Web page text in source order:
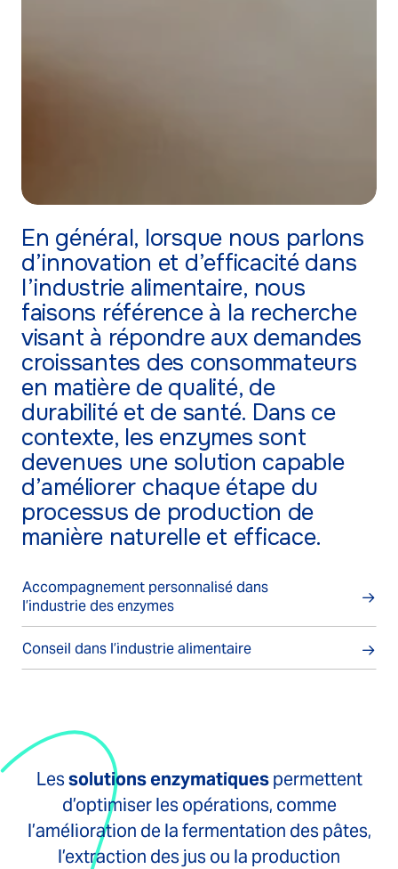
En général, lorsque nous parlons
d’innovation et d’efficacité dans
l’industrie alimentaire, nous
faisons référence à la recherche
visant à répondre aux demandes
croissantes des consommateurs
en matière de qualité, de
durabilité et de santé. Dans ce
contexte, les enzymes sont
devenues une solution capable
d’améliorer chaque étape du
processus de production de
manière naturelle et efficace.
Accompagnement personnalisé dans
l’industrie des enzymes
Conseil dans l’industrie alimentaire
Lessolutions enzymatiquespermettent
d’optimiser les opérations, comme
l’amélioration de la fermentation des pâtes,
l’extraction des jus ou la production